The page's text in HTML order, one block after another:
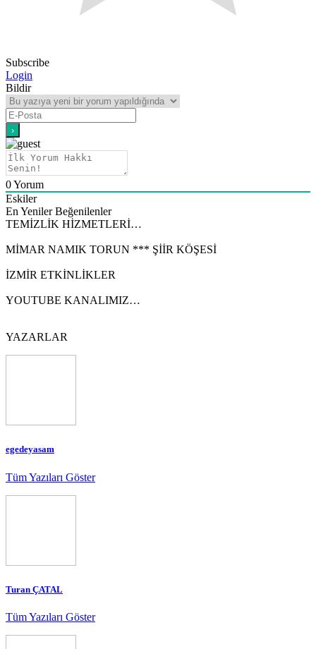
Subscribe
Login
Bildir
0Yorum
Eskiler
En Yeniler Beğenilenler
TEMİZLİK HİZMETLERİ…
MİMAR NAMIK TORUN *** ŞİİR KÖŞESİ
İZMİR ETKİNLİKLER
YOUTUBE KANALIMIZ…
YAZARLAR
egedeyasam
Tüm Yazıları Göster
Turan ÇATAL
Tüm Yazıları Göster